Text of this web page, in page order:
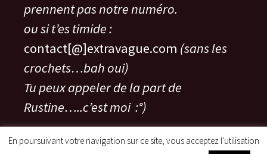
prennent pas notre numéro.
ou si t’es timide :
contact[@]extravague.com (sans les
crochets…bah oui)
Tu peux appeler de la part de
Rustine…..c’est moi :°)
En poursuivant votre navigation sur ce site, vous acceptez l'utilisation